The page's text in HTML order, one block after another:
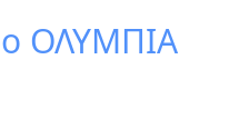
ΟΛΥΜΠΙΑ